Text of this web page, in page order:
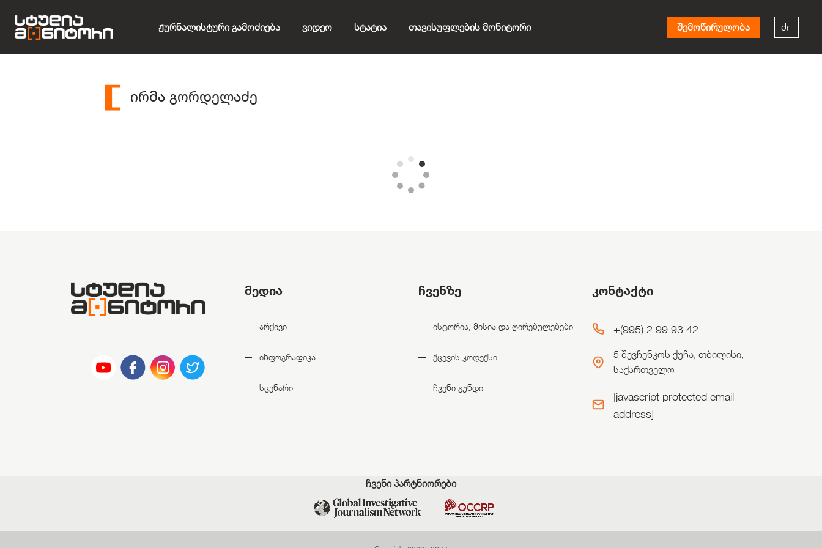
Ჟურნალისტური Გამოძიება Ვიდეო Სტატია Თავისუფლების Მონიტორი შემოწირულობა
ირმა გორდელაძე
მედია
არქივი
ინფოგრაფიკა
სცენარი
ჩვენზე
ისტორია, მისია და ღირებულებები
ქცევის კოდექსი
ჩვენი გუნდი
კონტაქტი
+(995) 2 99 93 42
5 შევჩენკოს ქუჩა, თბილისი,
საქართველო
[javascript protected email
address]
ჩვენი პარტნიორები